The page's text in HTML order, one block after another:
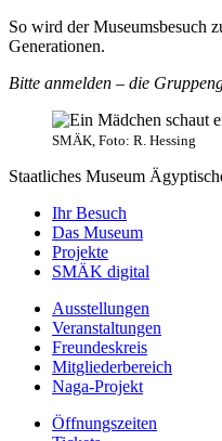
So wird der Museumsbesuch
Generationen.
Bitte anmelden – die
SMÄK, Foto: R. Hessing
Staatliches Museum
Ihr Besuch
Das Museum
Projekte
SMÄK digital
Ausstellungen
Veranstaltungen
Freundeskreis
Mitgliederbereich
Naga-Projekt
Öffnungszeiten